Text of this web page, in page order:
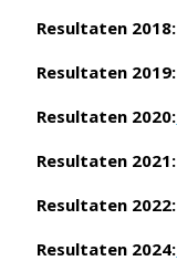
Resultaten 2018:
Resultaten 2019:
Resultaten 2020:
Resultaten 2021:
Resultaten 2022:
Resultaten 2024: